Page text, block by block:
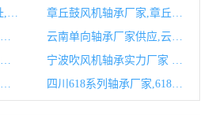
云南单向轴承厂家供应,云南单向轴承厂家供应商
四川618系列轴承厂家,61844轴承尺寸